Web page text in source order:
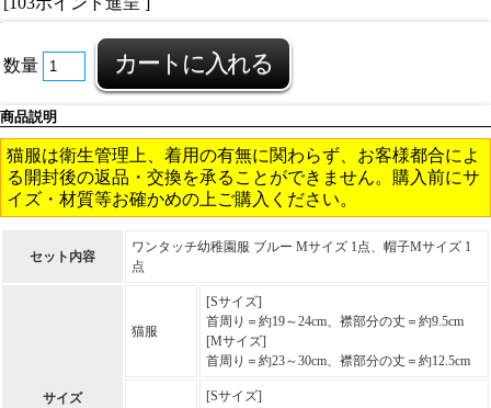
数量
商品説明
猫服は衛生管理上、着用の有無に関わらず、お客様都合によ
る開封後の返品・交換を承ることができません。購入前にサ
イズ・材質等お確かめの上ご購入ください。
セット内容
ワンタッチ幼稚園服 ブルー Mサイズ 1点、帽子Mサイズ 1
点
サイズ
猫服
[Sサイズ]
首周り＝約19～24cm、襟部分の丈＝約9.5cm
[Mサイズ]
首周り＝約23～30cm、襟部分の丈＝約12.5cm
[Sサイズ]